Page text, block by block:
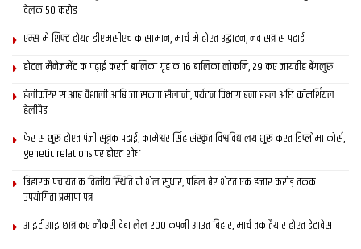
‘ सुना है जाँच होगी मामले की?’ -पूछते हैं सब
ज़रा गम्भीर होकर, मुँह बनाकर बुदबुदाता हूँ!
मुझे मालूम हैं कुछ गुर निराले दाग धोने के,
‘अंहिसा लाउंड्री’ में रोज़ मैं कपड़े धुलाता हूँ।
कमजोरी मे एकटा नाम चाह क सेहो अछि। हम छेड़बाक क अंदाज मे पूछल
आओर कौन कौन कमजोरी अछि रेणु क, त ओ कहलथि – एकरा पर सेहो ओ
कहानी लिख सकैत छथि, तुमी रेणु कए जानि पारबो न। हम कहलुहं -आब त
अहां हुनकर संग ओहि ‘लोक’ मे पहुंच गेल छी, गुजारिश करब त ओ लिख
देताह।
देलक 50 करोड़
एम्स मे शिफ्ट होयत डीएमसीएच क सामान, मार्च मे होएत उद्घाटन, नव सत्र स पढाई
होटल मैनेजमेंट क पढ़ाई करती बालिका गृह क 16 बालिका लोकनि, 29 कए जायतीह बेंगलुरु
हेलीकॉप्टर स आब वैशाली आबि जा सकता सैलानी, पर्यटन विभाग बना रहल अछि कॉमर्शियल
हेलीपैड
फेर स शुरू होएत पंजी सूत्रक पढाई, कामेश्वर सिंह संस्कृत विश्वविद्यालय शुरू करत डिप्लोमा कोर्स,
genetic relations पर होएत शोध
बिहारक पंचायत क वित्‍तीय स्थिति मे भेल सुधार, पहिल बेर भेटत एक हजार करोड़ तकक
उपयोगिता प्रमाण पत्र
आइटीआइ छात्र कए नौकरी देबा लेल 200 कंपनी आउत बिहार, मार्च तक तैयार होएत डेटाबेस